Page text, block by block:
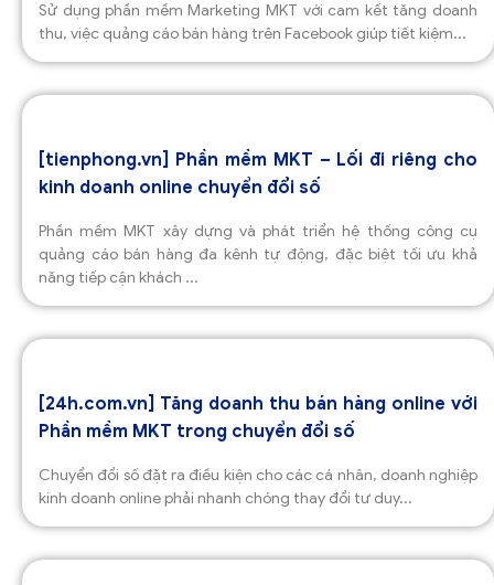
Sử dụng phần mềm Marketing MKT với cam kết tăng doanh
thu, việc quảng cáo bán hàng trên Facebook giúp tiết kiệm...
[tienphong.vn] Phần mềm MKT – Lối đi riêng cho
kinh doanh online chuyển đổi số
Phần mềm MKT xây dựng và phát triển hệ thống công cụ
quảng cáo bán hàng đa kênh tự động, đặc biệt tối ưu khả
năng tiếp cận khách ...
[24h.com.vn] Tăng doanh thu bán hàng online với
Phần mềm MKT trong chuyển đổi số
Chuyển đổi số đặt ra điều kiện cho các cá nhân, doanh nghiệp
kinh doanh online phải nhanh chóng thay đổi tư duy...